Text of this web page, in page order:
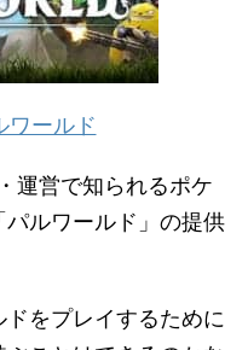
ワールド
運営で知られるポケ
ルワールド」の提供
をプレイするために